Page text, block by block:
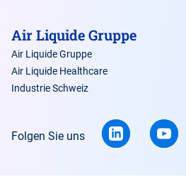
Air Liquide Gruppe
Air Liquide Gruppe
Air Liquide Healthcare
Industrie Schweiz
Folgen Sie uns